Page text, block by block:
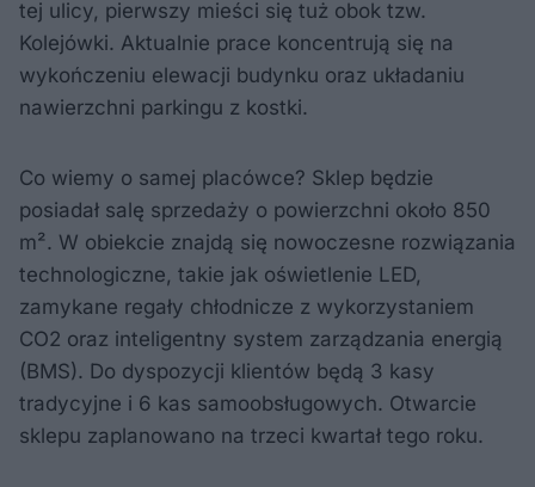
tej ulicy, pierwszy mieści się tuż obok tzw.
Kolejówki. Aktualnie prace koncentrują się na
wykończeniu elewacji budynku oraz układaniu
nawierzchni parkingu z kostki.
Co wiemy o samej placówce? Sklep będzie
posiadał salę sprzedaży o powierzchni około 850
m². W obiekcie znajdą się nowoczesne rozwiązania
technologiczne, takie jak oświetlenie LED,
zamykane regały chłodnicze z wykorzystaniem
CO2 oraz inteligentny system zarządzania energią
(BMS). Do dyspozycji klientów będą 3 kasy
tradycyjne i 6 kas samoobsługowych. Otwarcie
sklepu zaplanowano na trzeci kwartał tego roku.